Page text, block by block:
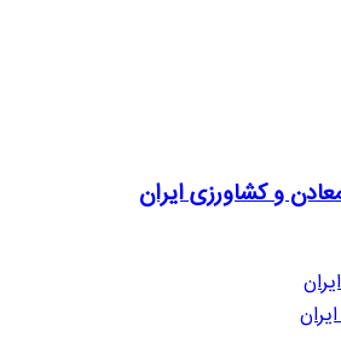
و کشاورزی ایران